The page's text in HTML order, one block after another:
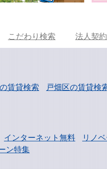
こだわり検索 法人契約
賃貸検索 戸畑区の賃貸検
インターネット無料 リノ
ン特集